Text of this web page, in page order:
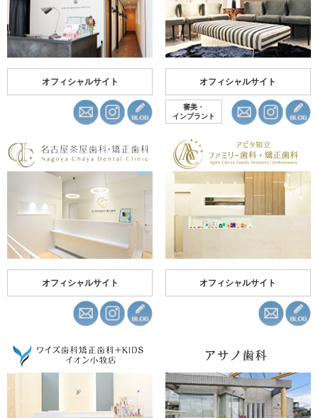
オフィシャルサイト オフィシャルサイト
審美・
インプラント
オフィシャルサイト オフィシャルサイト